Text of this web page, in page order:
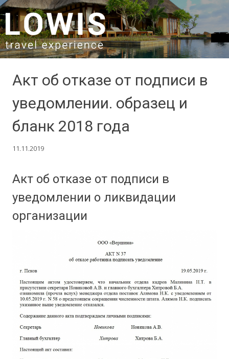
SKIP TO CONTENT
Акт об отказе от подписи в
уведомлении. образец и
бланк 2018 года
11.11.2019
Акт об отказе от подписи в
уведомлении о ликвидации
организации